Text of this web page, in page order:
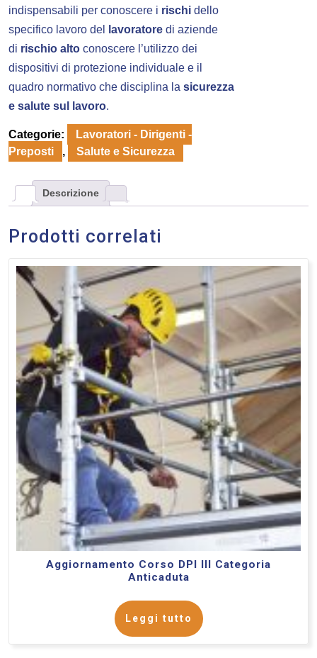
indispensabili per conoscere i rischi dello
specifico lavoro del
lavoratore di aziende
di rischio alto conoscere l’utilizzo dei
dispositivi di protezione individuale e il
quadro normativo che disciplina la sicurezza
e salute sul lavoro.
Categorie:
Lavoratori - Dirigenti -
Preposti
, Salute e Sicurezza
Descrizione
Prodotti correlati
Aggiornamento Corso DPI III Categoria
Anticaduta
Leggi tutto